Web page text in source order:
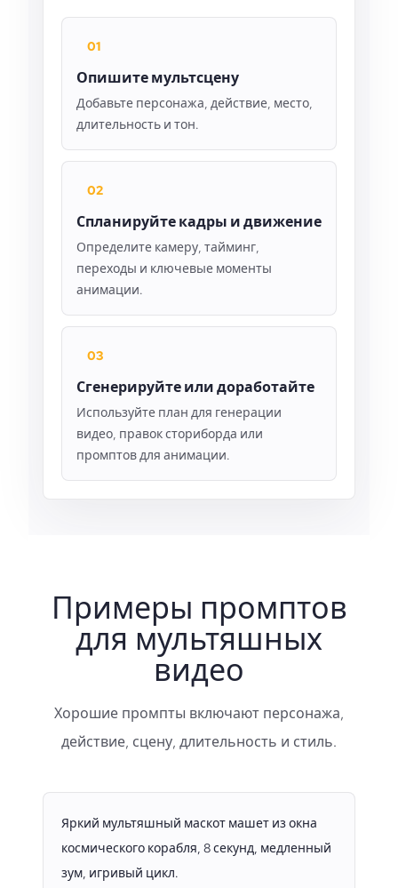
01
Опишите мультсцену
Добавьте персонажа, действие, место,
длительность и тон.
02
Спланируйте кадры и движение
Определите камеру, тайминг,
переходы и ключевые моменты
анимации.
03
Сгенерируйте или доработайте
Используйте план для генерации
видео, правок сториборда или
промптов для анимации.
Примеры промптов
для мультяшных
видео
Хорошие промпты включают персонажа,
действие, сцену, длительность и стиль.
Яркий мультяшный маскот машет из окна
космического корабля, 8 секунд, медленный
зум, игривый цикл.